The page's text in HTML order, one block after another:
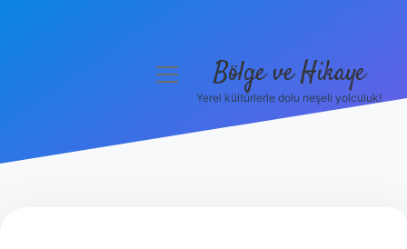
menüyü
Bölge ve Hikaye
Yerel kültürlerle dolu neşeli yolculuk!